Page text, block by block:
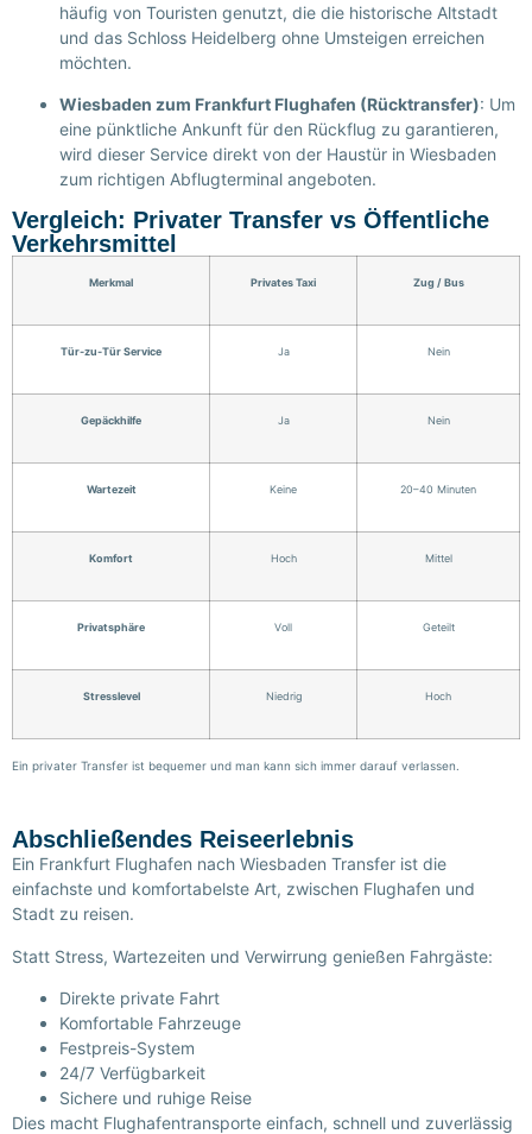
häufig von Touristen genutzt, die die historische Altstadt
und das Schloss Heidelberg ohne Umsteigen erreichen
möchten.
Wiesbaden zum Frankfurt Flughafen (Rücktransfer): Um
eine pünktliche Ankunft für den Rückflug zu garantieren,
wird dieser Service direkt von der Haustür in Wiesbaden
zum richtigen Abflugterminal angeboten.
Vergleich: Privater Transfer vs Öffentliche
Verkehrsmittel
Merkmal Privates Taxi Zug / Bus
Tür-zu-Tür Service Ja Nein
Gepäckhilfe Ja Nein
Wartezeit Keine 20–40 Minuten
Komfort Hoch Mittel
Privatsphäre Voll Geteilt
Stresslevel Niedrig Hoch
Ein privater Transfer ist bequemer und man kann sich immer darauf verlassen.
Abschließendes Reiseerlebnis
Ein Frankfurt Flughafen nach Wiesbaden Transfer ist die
einfachste und komfortabelste Art, zwischen Flughafen und
Stadt zu reisen.
Statt Stress, Wartezeiten und Verwirrung genießen Fahrgäste:
Direkte private Fahrt
Komfortable Fahrzeuge
Festpreis-System
24/7 Verfügbarkeit
Sichere und ruhige Reise
Dies macht Flughafentransporte einfach, schnell und zuverlässig